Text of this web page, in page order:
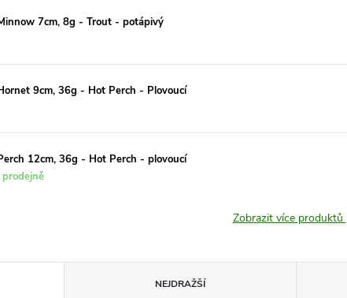
7cm, 8g - Trout - potápivý
9cm, 36g - Hot Perch - Plovoucí
12cm, 36g - Hot Perch - plovoucí
Zobrazit více produktů
NEJDRAŽŠÍ